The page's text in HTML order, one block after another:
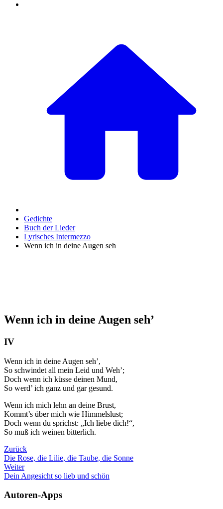
Gedichte
Buch der Lieder
Lyrisches Intermezzo
Wenn ich in deine Augen seh
Wenn ich in deine Augen seh’
IV
Wenn ich in deine Augen seh’,
So schwindet all mein Leid und Weh’;
Doch wenn ich küsse deinen Mund,
So werd’ ich ganz und gar gesund.
Wenn ich mich lehn an deine Brust,
Kommt’s über mich wie Himmelslust;
Doch wenn du sprichst: „Ich liebe dich!“,
So muß ich weinen bitterlich.
Zurück
Die Rose, die Lilie, die Taube, die Sonne
Weiter
Dein Angesicht so lieb und schön
Autoren-Apps